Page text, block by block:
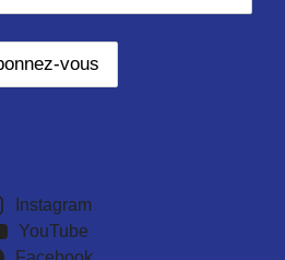
Instagram
YouTube